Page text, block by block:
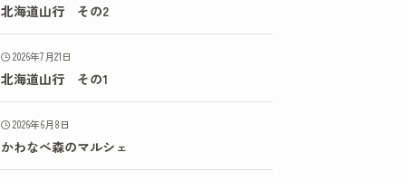
北海道山行 その2
2026年7月21日
北海道山行 その1
2026年6月8日
かわなべ森のマルシェ